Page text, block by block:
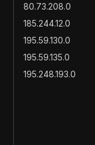
80.73.208.0
185.244.12.0
195.59.130.0
195.59.135.0
195.248.193.0